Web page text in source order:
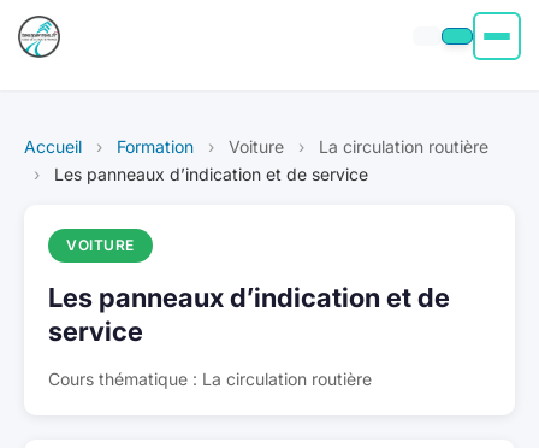
Permis voiture
Permis Bateau
Poids Lourd
Accueil › Formation › Voiture ›
La circulation routière
›
Les panneaux d’indication et de service
VOITURE
Les panneaux d’indication et de
service
Cours thématique : La circulation routière